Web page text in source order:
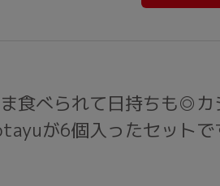
食べられて日持ちも◎カ
が6個入ったセットで